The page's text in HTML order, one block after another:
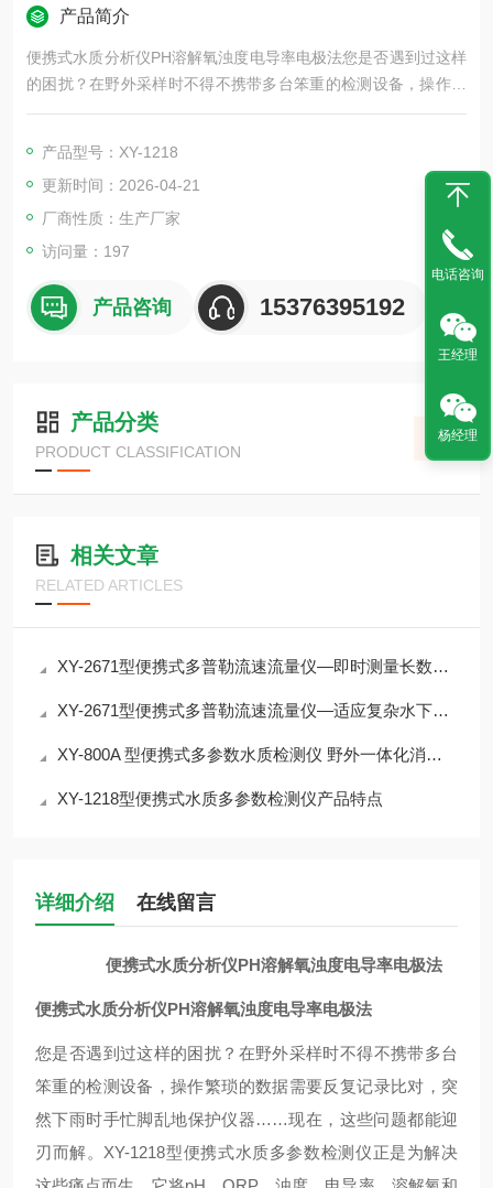
产品简介
便携式水质分析仪PH溶解氧浊度电导率电极法您是否遇到过这样
的困扰？在野外采样时不得不携带多台笨重的检测设备，操作繁
琐的数据需要反复记录比对，突然下雨时手忙脚乱地保护仪
参数检测仪正是为解决这些痛点而生，它将pH、ORP、浊度、电
导率、溶解氧和温度等关键指标的检测功完集成在一个防水手提
箱内。
产品型号：XY-1218
更新时间：2026-04-21
厂商性质：生产厂家
访问量：197
产品咨询 15376395192
产品分类
PRODUCT CLASSIFICATION
相关文章
RELATED ARTICLES
XY-2671型便携式多普勒流速流量仪—即时测量长数据积累的可靠伙伴
XY-2671型便携式多普勒流速流量仪—适应复杂水下环境的流量测量方案
XY-800A 型便携式多参数水质检测仪 野外一体化消解比色介绍
XY-1218型便携式水质多参数检测仪产品特点
详细介绍 在线留言
便携式水质分析仪PH溶解氧浊度电导率电极法
便携式水质分析仪PH溶解氧浊度电导率电极法
您是否遇到过这样的困扰？在野外采样时不得不携带多台
笨重的检测设备，操作繁琐的数据需要反复记录比对，突
然下雨时手忙脚乱地保护仪器……现在，这些问题都能迎
刃而解。XY-1218型便携式水质多参数检测仪正是为解决
电话咨询
王经理
杨经理